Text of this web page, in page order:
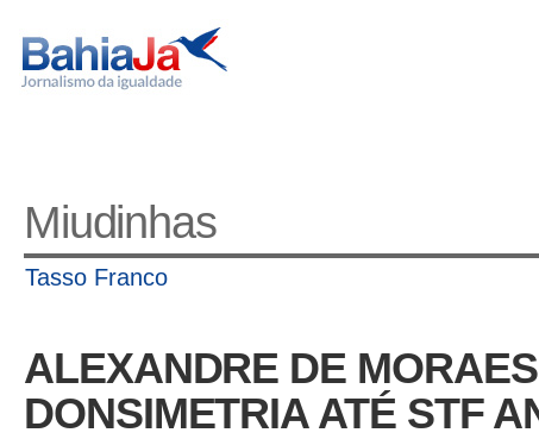
Miudinhas
Tasso Franco
ALEXANDRE DE
DONSIMETRIA ATÉ STF